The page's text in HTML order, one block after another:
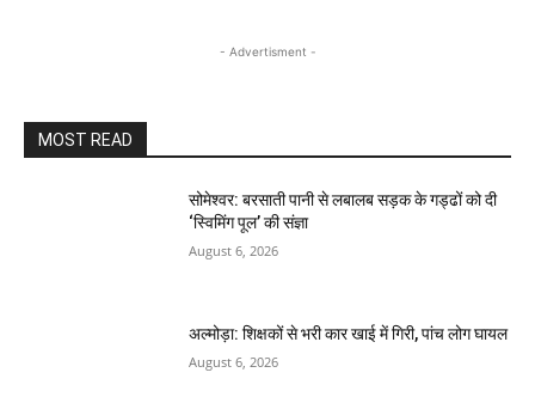
- Advertisment -
MOST READ
सोमेश्वर: बरसाती पानी से लबालब सड़क के गड्ढों को दी
‘स्विमिंग पूल’ की संज्ञा
August 6, 2026
अल्मोड़ा: शिक्षकों से भरी कार खाई में गिरी, पांच लोग घायल
August 6, 2026